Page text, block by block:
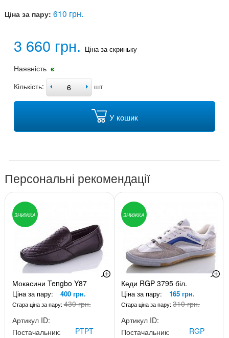
Ціна за пару: 610 грн.
3 660 грн. Ціна за скриньку
Наявність є
Кількість:
шт
У кошик
Персональні рекомендації
ЗНИЖКА
Мокасини Tengbo Y87
Ціна за пару: 400 грн.
Стара ціна за пару:430 грн.
Артикул ID:
Постачальник:
PTPT
ЗНИЖКА
Кеди RGP 3795 біл.
Ціна за пару: 165 грн.
Стара ціна за пару:310 грн.
Артикул ID:
Постачальник:
RGP